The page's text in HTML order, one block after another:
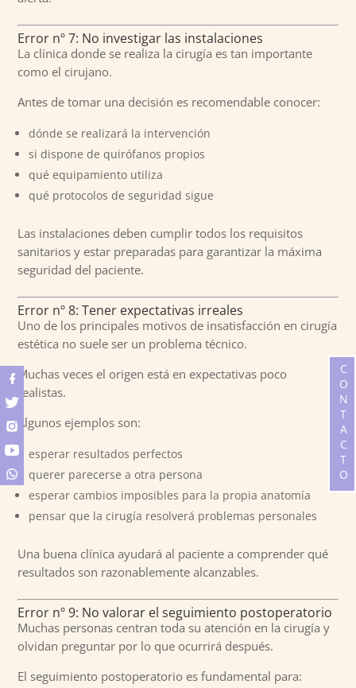
Error nº 7: No investigar las instalaciones
La clínica donde se realiza la cirugía es tan importante
como el cirujano.
Antes de tomar una decisión es recomendable conocer:
dónde se realizará la intervención
si dispone de quirófanos propios
qué equipamiento utiliza
qué protocolos de seguridad sigue
Las instalaciones deben cumplir todos los requisitos
sanitarios y estar preparadas para garantizar la máxima
seguridad del paciente.
Error nº 8: Tener expectativas irreales
Uno de los principales motivos de insatisfacción en cirugía
estética no suele ser un problema técnico.
Muchas veces el origen está en expectativas poco
realistas.
Algunos ejemplos son:
esperar resultados perfectos
querer parecerse a otra persona
esperar cambios imposibles para la propia anatomía
pensar que la cirugía resolverá problemas personales
Una buena clínica ayudará al paciente a comprender qué
resultados son razonablemente alcanzables.
Error nº 9: No valorar el seguimiento postoperatorio
Muchas personas centran toda su atención en la cirugía y
olvidan preguntar por lo que ocurrirá después.
El seguimiento postoperatorio es fundamental para:
CONTACTO